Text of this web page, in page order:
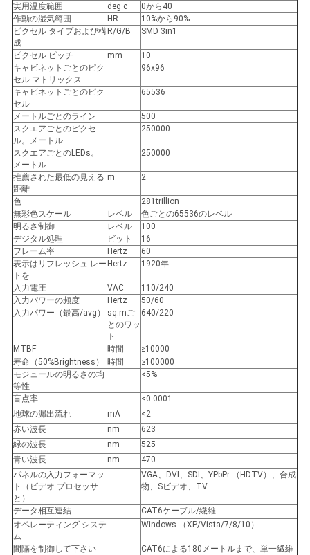
プ
ラ
イ
バ
シ
ー
規
約
実用温度範囲
deg c
0から40
作動の湿気範囲
HR
10%から90%
ピクセル タイプおよび構
成
R/G/B SMD 3in1
ピクセル ピッチ mm
10
キャビネットごとのピク
セル マトリックス
96x96
キャビネットごとのピク
セル
65536
メートルごとのライン
500
スクエアごとのピクセ
ル。メートル
250000
スクエアごとのLEDs。
メートル
250000
推薦された最低の見える
距離
m 2
色
281trillion
無彩色スケール
レベル
色ごとの65536のレベル
明るさ制御
レベル
100
デジタル処理
ビット
16
フレーム率
Hertz
60
表示はリフレッシュ レー
トを
Hertz 1920年
入力電圧 VAC
110/240
入力パワーの頻度
Hertz
50/60
入力パワー（最高/avg）
sq.mご
とのワッ
ト
640/220
MTBF 時間
≥10000
寿命（50%Brightness）
時間
≥100000
モジュールの明るさの均
等性
<5%
盲点率
<0.0001
地球の漏出流れ
mA
<2
赤い波長
nm
623
緑の波長
nm
525
青い波長
nm
470
パネルの入力フォーマッ
ト（ビデオ プロセッサ
と）
VGA、DVI、SDI、YPbPr （HDTV）、合成
物、Sビデオ、TV
データ相互連結
CAT6ケーブル/繊維
オペレーティング システ
ム
Windows （XP/Vista/7/8/10）
間隔を制御して下さい
CAT6による180メートルまで、単一繊維